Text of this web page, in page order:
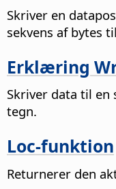
Skriver en
sekvens af bytes
Erklæring
Skriver data til
tegn.
Loc-funktion
Returnerer den